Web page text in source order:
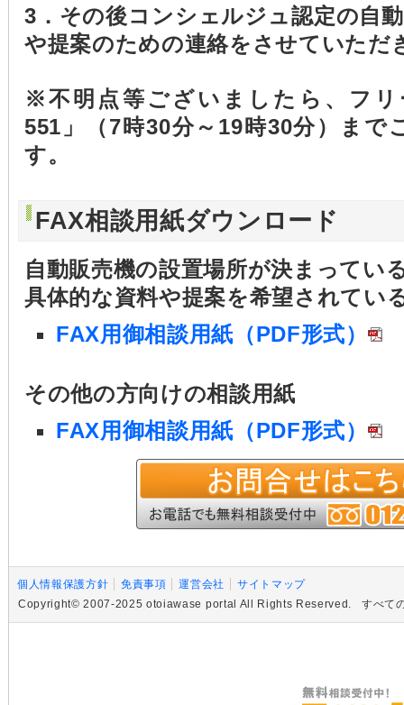
3．その後コンシェルジュ認定の自
や提案のための連絡をさせていただ
※不明点等ございましたら、フリ
551」（7時30分～19時30分）まで
す。
FAX相談用紙ダウンロード
自動販売機の設置場所が決まってい
具体的な資料や提案を希望されてい
FAX用御相談用紙（PDF形式）
その他の方向けの相談用紙
FAX用御相談用紙（PDF形式）
個人情報保護方針 免責事項 運営会社
サイトマップ
Copyright© 2007-2025 otoiawase portal All Rights Reserved. すべての